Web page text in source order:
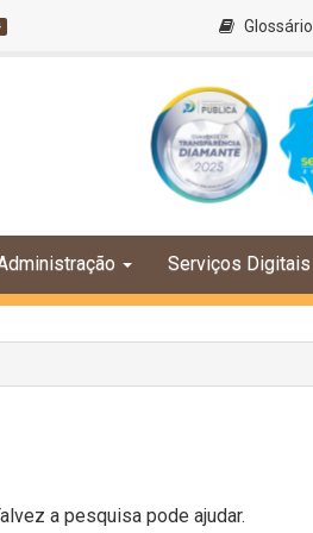
Glossário
Serviços Digitais
a pesquisa pode ajudar.